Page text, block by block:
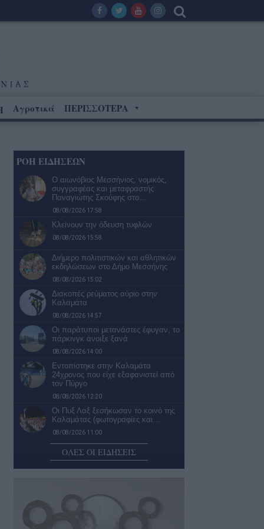
Αγροτικά ΠΕΡΙΣΣΟΤΕΡΑ
ΡΟΗ ΕΙΔΗΣΕΩΝ
Ο αιωνόβιος Μεσσήνιος, νομικός,
συγγραφέας και μεταφραστής
Παναγιώτης Σκούφης στο…
08/08/2026 17:58
Κλείνουν την όδευση τυφλών
08/08/2026 15:58
Διήμερο πολιτιστικών και αθλητικών
εκδηλώσεων στο Δήμο Μεσσήνης
08/08/2026 15:02
Διακοπές ρεύματος αύριο στην
Καλαμάτα
08/08/2026 14:57
Οι παράτυποι μετανάστες έφυγαν, το
πάρκινγκ άνοιξε ξανά
08/08/2026 14:00
Εντοπίστηκε στην Καλαμάτα
24χρονος που είχε εξαφανιστεί από
τον Πύργο
08/08/2026 12:20
Οι Πυξ Λαξ ξεσήκωσαν το κοινό της
Καλαμάτας (φωτογραφίες και…
08/08/2026 11:00
5G παντού, 6G στον ορίζοντα: Πού
βρίσκεται η Ελλάδα στην…
08/08/2026 10:54
Χαλικιάς συμμετέχει στην…
08/08/2026 10:40
ΟΛΕΣ ΟΙ ΕΙΔΗΣΕΙΣ